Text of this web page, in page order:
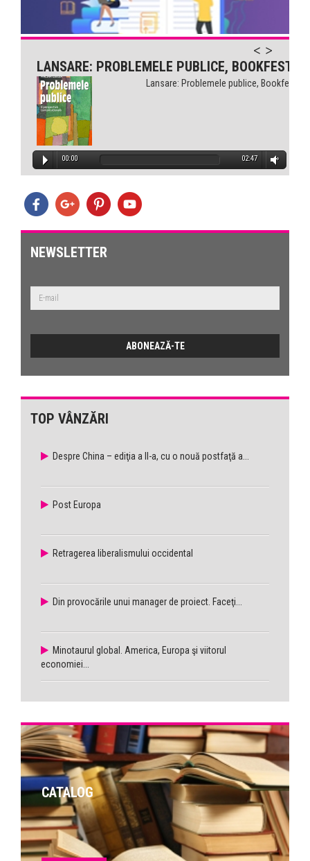
LANSARE: PROBLEMELE PUBLICE, BOOKFEST
Lansare: Problemele publice, Bookfest
00:00 02:47
NEWSLETTER
TOP VÂNZĂRI
Despre China – ediţia a II-a, cu o nouă postfaţă a...
Post Europa
Retragerea liberalismului occidental
Din provocările unui manager de proiect. Faceţi...
Minotaurul global. America, Europa şi viitorul
economiei...
CATALOG